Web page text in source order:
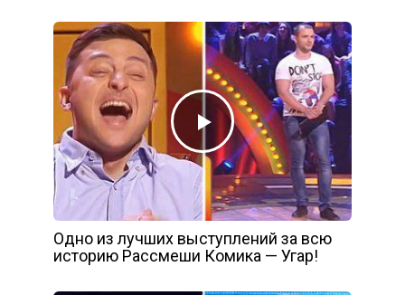
Одно из лучших выступлений за всю
историю Рассмеши Комика — Угар!